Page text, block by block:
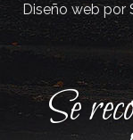
Diseño web por
Se